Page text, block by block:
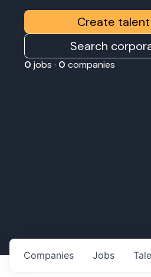
Create
Search
0 jobs · 0 companies
Jobs
Companies